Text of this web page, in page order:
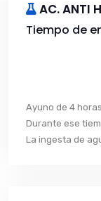
AC. ANTI
Tiempo de
Ayuno de 4
Durante ese
La ingesta de